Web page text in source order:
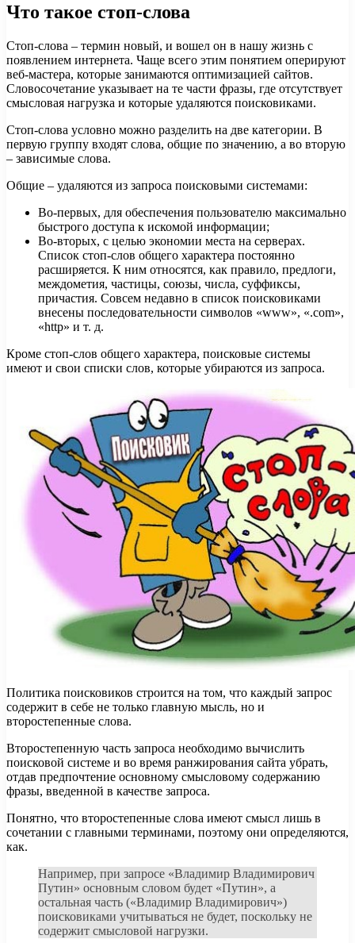
Что такое стоп-слова
Стоп-слова – термин новый, и вошел он в нашу жизнь с
появлением интернета. Чаще всего этим понятием оперируют
веб-мастера, которые занимаются оптимизацией сайтов.
Словосочетание указывает на те части фразы, где отсутствует
смысловая нагрузка и которые удаляются поисковиками.
Стоп-слова условно можно разделить на две категории. В
первую группу входят слова, общие по значению, а во вторую
– зависимые слова.
Общие – удаляются из запроса поисковыми системами:
Во-первых, для обеспечения пользователю максимально
быстрого доступа к искомой информации;
Во-вторых, с целью экономии места на серверах.
Список стоп-слов общего характера постоянно
расширяется. К ним относятся, как правило, предлоги,
междометия, частицы, союзы, числа, суффиксы,
причастия. Совсем недавно в список поисковиками
внесены последовательности символов «www», «.com»,
«http» и т. д.
Кроме стоп-слов общего характера, поисковые системы
имеют и свои списки слов, которые убираются из запроса.
Политика поисковиков строится на том, что каждый запрос
содержит в себе не только главную мысль, но и
второстепенные слова.
Второстепенную часть запроса необходимо вычислить
поисковой системе и во время ранжирования сайта убрать,
отдав предпочтение основному смысловому содержанию
фразы, введенной в качестве запроса.
Понятно, что второстепенные слова имеют смысл лишь в
сочетании с главными терминами, поэтому они определяются,
как.
Например, при запросе «Владимир Владимирович
Путин» основным словом будет «Путин», а
остальная часть («Владимир Владимирович»)
поисковиками учитываться не будет, поскольку не
содержит смысловой нагрузки.